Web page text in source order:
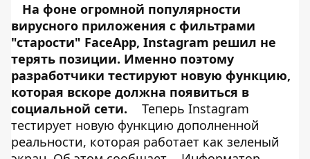
На фоне огромной популярности
вирусного приложения с фильтрами
"старости" FaceApp, Instagram решил не
терять позиции. Именно поэтому
разработчики тестируют новую функцию,
которая вскоре должна появиться в
социальной сети.
Теперь Instagram
тестирует новую функцию дополненной
реальности, которая работает как зеленый